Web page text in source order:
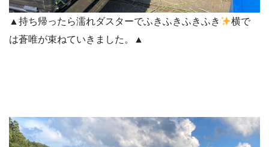
▲持ち帰ったら濡れダスターでふきふきふきふき
横で
は蒼唯が束ねていきました。▲